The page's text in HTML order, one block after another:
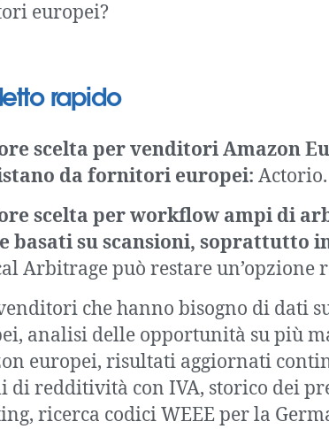
europei?
rapido
scelta per venditori Amazon
da fornitori europei: Actorio.
scelta per workflow ampi di
basati su scansioni, soprattutto
Arbitrage può restare un’opzione
che hanno bisogno di dati
analisi delle opportunità su più
europei, risultati aggiornati
di redditività con IVA, storico dei
ricerca codici WEEE per la